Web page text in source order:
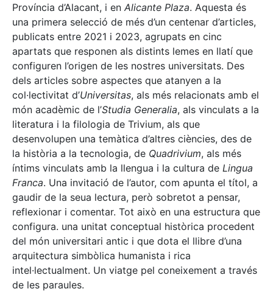
Província d’Alacant, i en Alicante Plaza. Aquesta és
una primera selecció de més d’un centenar d’articles,
publicats entre 2021 i 2023, agrupats en cinc
apartats que responen als distints lemes en llatí que
configuren l’origen de les nostres universitats. Des
dels articles sobre aspectes que atanyen a la
col·lectivitat d’Universitas, als més relacionats amb el
món acadèmic de l’Studia Generalia, als vinculats a la
literatura i la filologia de Trivium, als que
desenvolupen una temàtica d’altres ciències, des de
la història a la tecnologia, de Quadrivium, als més
íntims vinculats amb la llengua i la cultura de Lingua
Franca. Una invitació de l’autor, com apunta el títol, a
gaudir de la seua lectura, però sobretot a pensar,
reflexionar i comentar. Tot això en una estructura que
configura. una unitat conceptual històrica procedent
del món universitari antic i que dota el llibre d’una
arquitectura simbòlica humanista i rica
intel·lectualment. Un viatge pel coneixement a través
de les paraules.